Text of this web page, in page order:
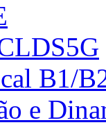
B1/
e